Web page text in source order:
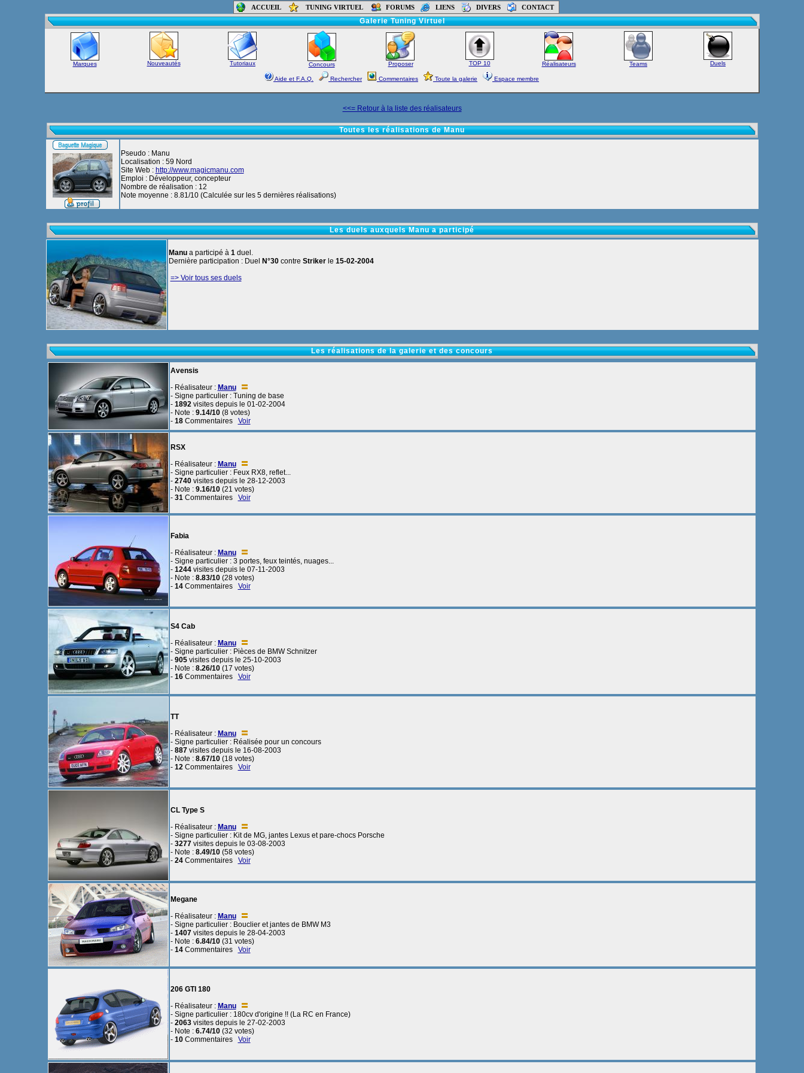
ACCUEIL TUNING VIRTUEL FORUMS LIENS DIVERS CONTACT
Accueil-Forums -Tutoriaux -Liens-Contact
Galerie Tuning Virtuel
Marques Nouveautés Tutoriaux Concours Proposer TOP 10 Réalisateurs Teams Duels
Aide et F.A.Q. Rechercher Commentaires Toute la galerie Espace membre
<<= Retour à la liste des réalisateurs
Toutes les réalisations de Manu
Pseudo : Manu
Localisation : 59 Nord
Site Web : http://www.magicmanu.com
Emploi : Développeur, concepteur
Nombre de réalisation : 12
Note moyenne : 8.81/10 (Calculée sur les 5 dernières réalisations)
Les duels auxquels Manu a participé
Manua participé à 1duel.
Dernière participation : Duel
N°30contre Strikerle 15-02-2004
=> Voir tous ses duels
Les réalisations de la galerie et des concours
Avensis
- Réalisateur : Manu
- Signe particulier : Tuning de base
- 1892visites depuis le 01-02-2004
- Note : 9.14/10(8 votes)
- 18Commentaires Voir
RSX
- Réalisateur : Manu
- Signe particulier : Feux RX8, reflet...
- 2740visites depuis le 28-12-2003
- Note : 9.16/10(21 votes)
- 31Commentaires Voir
Fabia
- Réalisateur : Manu
- Signe particulier : 3 portes, feux teintés, nuages...
- 1244visites depuis le 07-11-2003
- Note : 8.83/10(28 votes)
- 14Commentaires Voir
S4 Cab
- Réalisateur : Manu
- Signe particulier : Pièces de BMW Schnitzer
- 905visites depuis le 25-10-2003
- Note : 8.26/10(17 votes)
- 16Commentaires Voir
TT
- Réalisateur : Manu
- Signe particulier : Réalisée pour un concours
- 887visites depuis le 16-08-2003
- Note : 8.67/10(18 votes)
- 12Commentaires Voir
CL Type S
- Réalisateur : Manu
- Signe particulier : Kit de MG, jantes Lexus et pare-chocs Porsche
- 3277visites depuis le 03-08-2003
- Note : 8.49/10(58 votes)
- 24Commentaires Voir
Megane
- Réalisateur : Manu
- Signe particulier : Bouclier et jantes de BMW M3
- 1407visites depuis le 28-04-2003
- Note : 6.84/10(31 votes)
- 14Commentaires Voir
206 GTI 180
- Réalisateur : Manu
- Signe particulier : 180cv d'origine !! (La RC en France)
- 2063visites depuis le 27-02-2003
- Note : 6.74/10(32 votes)
- 10Commentaires Voir